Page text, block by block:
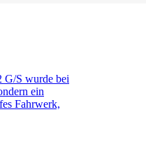
G/S wurde bei
ein
Fahrwerk,